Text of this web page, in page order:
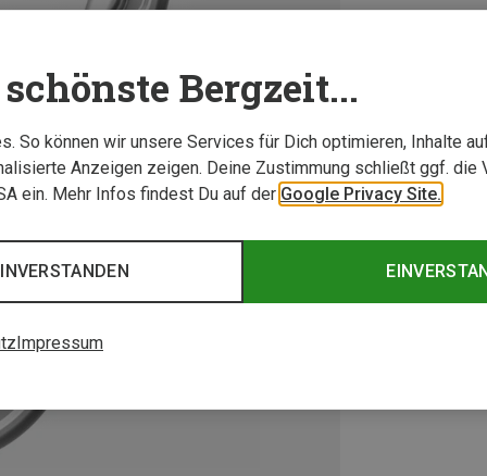
Bergzeit...
So können wir unsere Services für Dich optimieren, Inhalte
Anzeigen zeigen. Deine Zustimmung schließt ggf. die
ein. Mehr Infos findest Du auf der Google Privacy Site.
Impressum